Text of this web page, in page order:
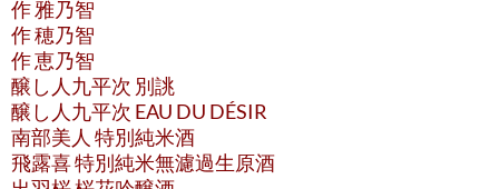
作 雅乃智
作 穂乃智
作 恵乃智
醸し人九平次 別誂
醸し人九平次 EAU DU DÉSIR
南部美人 特別純米酒
飛露喜 特別純米無濾過生原酒